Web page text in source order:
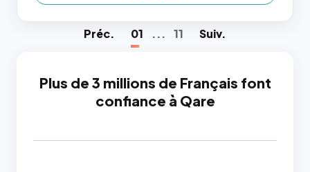
Préc. 01 ... 11 Suiv.
Plus de 3 millions de Français font
confiance à Qare